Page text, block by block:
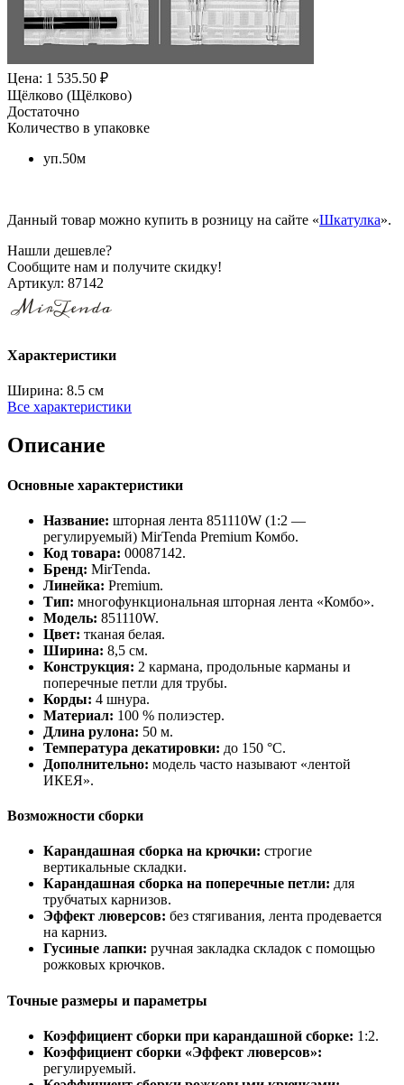
Цена: 1 535.50 ₽
Щёлково (Щёлково)
Достаточно
Количество в упаковке
уп.50м
Данный товар можно купить в розницу на сайте «Шкатулка».
Нашли дешевле?
Сообщите нам и получите скидку!
Артикул: 87142
Характеристики
Ширина: 8.5 см
Все характеристики
Описание
Основные характеристики
Название: шторная лента 851110W (1:2 —
регулируемый) MirTenda Premium Комбо.
Код товара: 00087142.
Бренд: MirTenda.
Линейка: Premium.
Тип: многофункциональная шторная лента «Комбо».
Модель: 851110W.
Цвет: тканая белая.
Ширина: 8,5 см.
Конструкция: 2 кармана, продольные карманы и
поперечные петли для трубы.
Корды: 4 шнура.
Материал: 100 % полиэстер.
Длина рулона: 50 м.
Температура декатировки: до 150 °C.
Дополнительно: модель часто называют «лентой
ИКЕЯ».
Возможности сборки
Карандашная сборка на крючки: строгие
вертикальные складки.
Карандашная сборка на поперечные петли: для
трубчатых карнизов.
Эффект люверсов: без стягивания, лента продевается
на карниз.
Гусиные лапки: ручная закладка складок с помощью
рожковых крючков.
Точные размеры и параметры
Коэффициент сборки при карандашной сборке: 1:2.
Коэффициент сборки «Эффект люверсов»:
регулируемый.